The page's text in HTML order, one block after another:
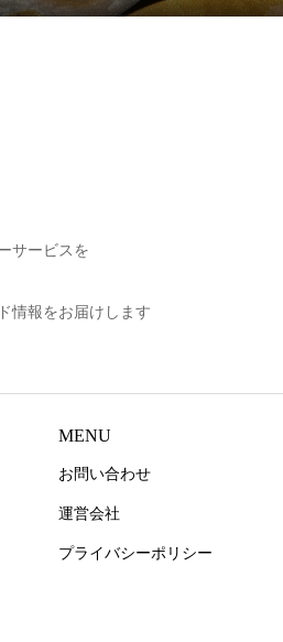
サービスを
情報をお届けします
MENU
お問い合わせ
運営会社
プライバシーポリシー